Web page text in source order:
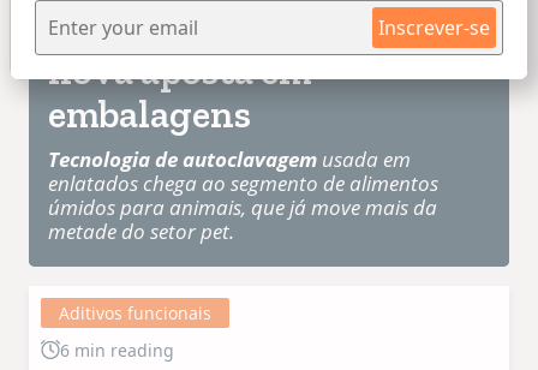
Inscrever-se
Mercado pet food ganha
nova aposta em
embalagens
Tecnologia de autoclavagem usada em
enlatados chega ao segmento de alimentos
úmidos para animais, que já move mais da
metade do setor pet.
Aditivos funcionais
6 min reading